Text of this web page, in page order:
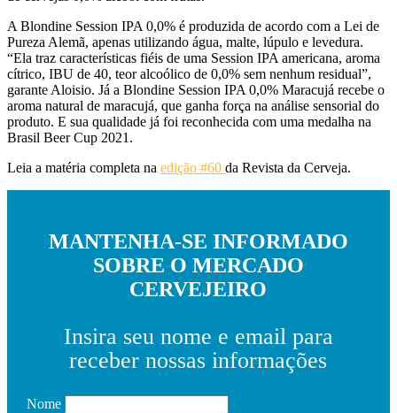
A Blondine Session IPA 0,0% é produzida de acordo com a Lei de
Pureza Alemã, apenas utilizando água, malte, lúpulo e levedura.
“Ela traz características fiéis de uma Session IPA americana, aroma
cítrico, IBU de 40, teor alcoólico de 0,0% sem nenhum residual”,
garante Aloisio. Já a Blondine Session IPA 0,0% Maracujá recebe o
aroma natural de maracujá, que ganha força na análise sensorial do
produto. E sua qualidade já foi reconhecida com uma medalha na
Brasil Beer Cup 2021.
Leia a matéria completa na edição #60 da Revista da Cerveja.
MANTENHA-SE INFORMADO
SOBRE O MERCADO
CERVEJEIRO
Insira seu nome e email para
receber nossas informações
Nome